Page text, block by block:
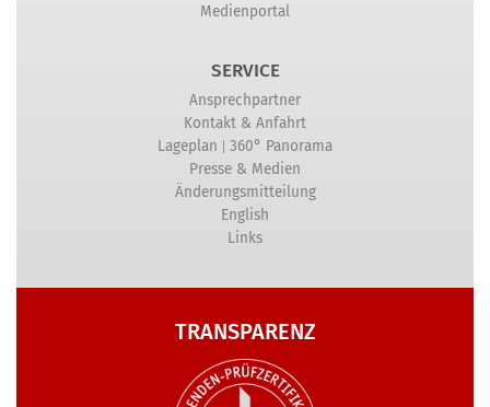
Medienportal
SERVICE
Ansprechpartner
Kontakt & Anfahrt
Lageplan | 360° Panorama
Presse & Medien
Änderungsmitteilung
English
Links
TRANSPARENZ